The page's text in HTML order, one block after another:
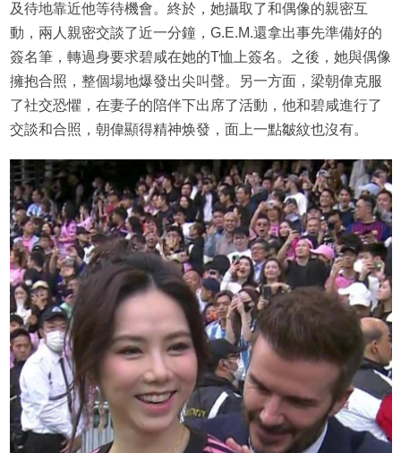
及待地靠近他等待機會。終於，她攝取了和偶像的親密互
動，兩人親密交談了近一分鐘，G.E.M.還拿出事先準備好的
簽名筆，轉過身要求碧咸在她的T恤上簽名。之後，她與偶像
擁抱合照，整個場地爆發出尖叫聲。另一方面，梁朝偉克服
了社交恐懼，在妻子的陪伴下出席了活動，他和碧咸進行了
交談和合照，朝偉顯得精神焕發，面上一點皺紋也沒有。